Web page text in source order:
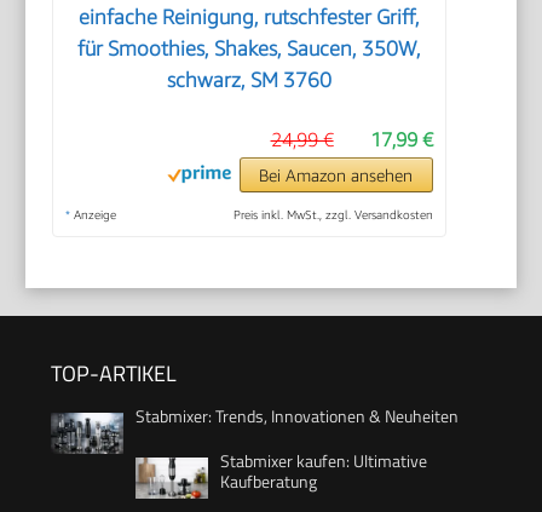
einfache Reinigung, rutschfester Griff,
für Smoothies, Shakes, Saucen, 350W,
schwarz, SM 3760
17,99 €
24,99 €
Bei Amazon ansehen
* Anzeige Preis inkl. MwSt., zzgl. Versandkosten
TOP-ARTIKEL
Stabmixer: Trends, Innovationen & Neuheiten
Stabmixer kaufen: Ultimative
Kaufberatung